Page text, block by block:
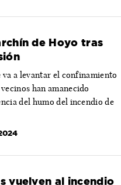
de Hoyo tras
va a levantar el confinamiento
han amanecido
del humo del incendio de
vuelven al incendio